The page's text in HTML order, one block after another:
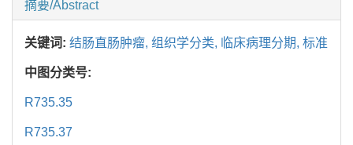
摘要/Abstract
关键词: 结肠直肠肿瘤, 组织学分类, 临床病理分期, 标准
中图分类号:
R735.35
R735.37